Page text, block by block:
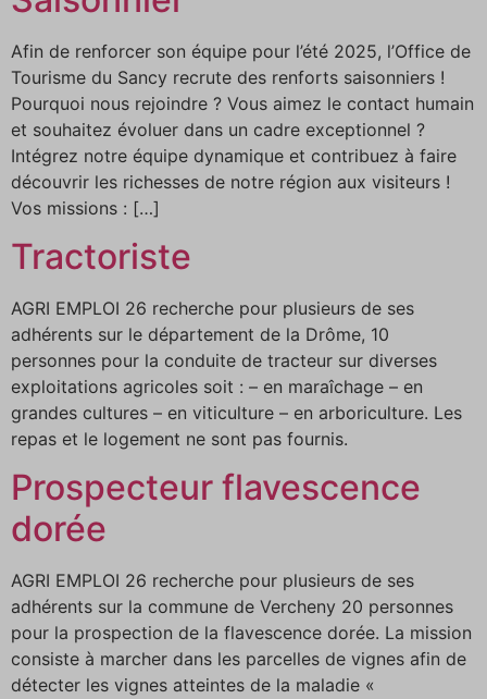
Afin de renforcer son équipe pour l’été 2025, l’Office de
Tourisme du Sancy recrute des renforts saisonniers !
Pourquoi nous rejoindre ? Vous aimez le contact humain
et souhaitez évoluer dans un cadre exceptionnel ?
Intégrez notre équipe dynamique et contribuez à faire
découvrir les richesses de notre région aux visiteurs !
Vos missions : […]
Tractoriste
AGRI EMPLOI 26 recherche pour plusieurs de ses
adhérents sur le département de la Drôme, 10
personnes pour la conduite de tracteur sur diverses
exploitations agricoles soit : – en maraîchage – en
grandes cultures – en viticulture – en arboriculture. Les
repas et le logement ne sont pas fournis.
Prospecteur flavescence
dorée
AGRI EMPLOI 26 recherche pour plusieurs de ses
adhérents sur la commune de Vercheny 20 personnes
pour la prospection de la flavescence dorée. La mission
consiste à marcher dans les parcelles de vignes afin de
détecter les vignes atteintes de la maladie «